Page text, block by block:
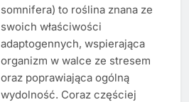
somnifera) to roślina znana ze
swoich właściwości
adaptogennych, wspierająca
organizm w walce ze stresem
oraz poprawiająca ogólną
wydolność. Coraz częściej